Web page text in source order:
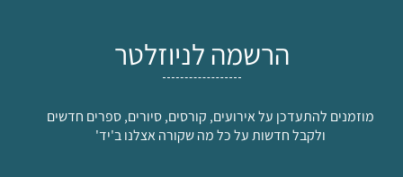
הרשמה לניוזלטר
מוזמנים להתעדכן על אירועים, קורסים, סיורים, ספרים חדשים
ולקבל חדשות על כל מה שקורה אצלנו ב'יד'